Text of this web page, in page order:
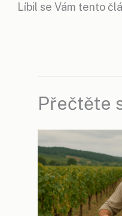
Líbil se Vám tento
Přečtěte